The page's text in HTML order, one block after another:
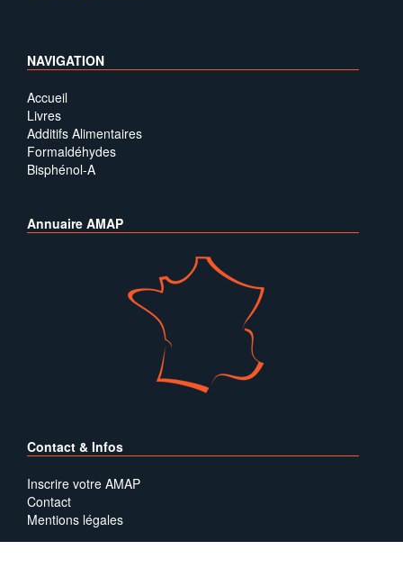
NAVIGATION
Accueil
Livres
Additifs Alimentaires
Formaldéhydes
Bisphénol-A
Annuaire AMAP
Contact & Infos
Inscrire votre AMAP
Contact
Mentions légales